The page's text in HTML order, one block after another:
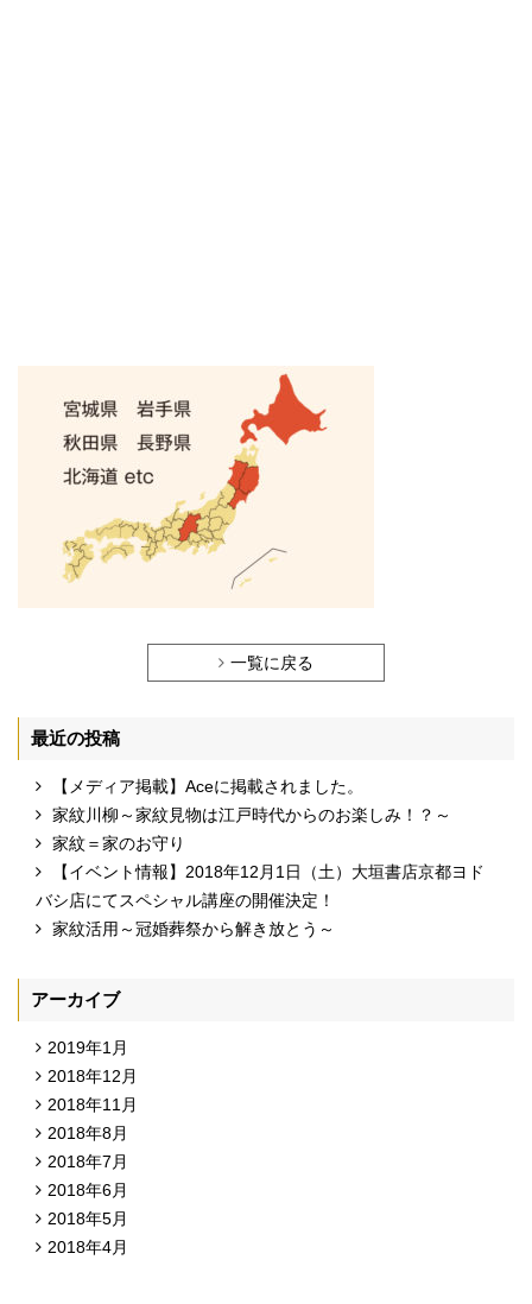
一覧に戻る
最近の投稿
【メディア掲載】Aceに掲載されました。
家紋川柳～家紋見物は江戸時代からのお楽しみ！？～
家紋＝家のお守り
【イベント情報】2018年12月1日（土）大垣書店京都ヨド
バシ店にてスペシャル講座の開催決定！
家紋活用～冠婚葬祭から解き放とう～
アーカイブ
2019年1月
2018年12月
2018年11月
2018年8月
2018年7月
2018年6月
2018年5月
2018年4月